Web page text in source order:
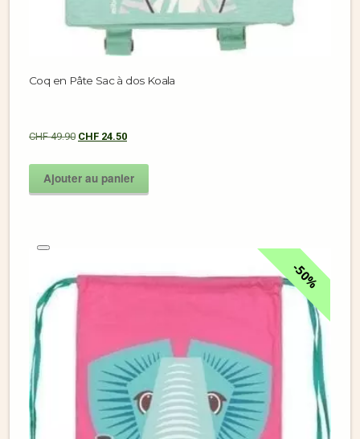
Coq en Pâte Sac à dos Koala
CHF49.90 CHF 24.50
Ajouter au panier
50%